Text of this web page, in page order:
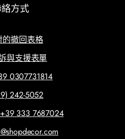
方式
的撤回表格
與支援表單
0307731814
242-5052
333 7687024